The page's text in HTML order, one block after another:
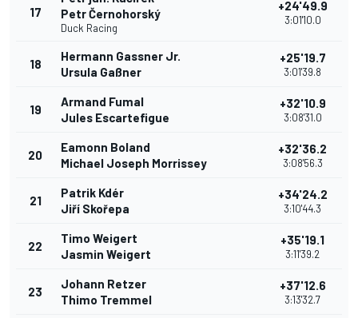
17
Petr Černohorský
Duck Racing
+24'49.9
3:01'10.0
18
Hermann Gassner Jr.
Ursula Gaßner
+25'19.7
3:01'39.8
19
Armand Fumal
Jules Escartefigue
+32'10.9
3:08'31.0
20
Eamonn Boland
Michael Joseph Morrissey
+32'36.2
3:08'56.3
21
Patrik Kdér
Jiří Skořepa
+34'24.2
3:10'44.3
22
Timo Weigert
Jasmin Weigert
+35'19.1
3:11'39.2
23
Johann Retzer
Thimo Tremmel
+37'12.6
3:13'32.7